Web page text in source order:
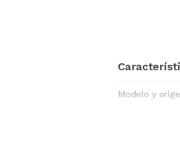
Modelo y